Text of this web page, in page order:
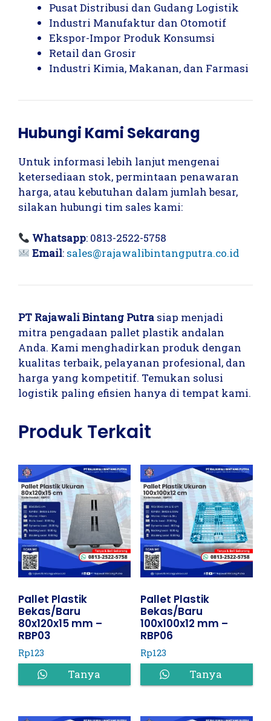
Pusat Distribusi dan Gudang Logistik
Industri Manufaktur dan Otomotif
Ekspor-Impor Produk Konsumsi
Retail dan Grosir
Industri Kimia, Makanan, dan Farmasi
Hubungi Kami Sekarang
Untuk informasi lebih lanjut mengenai
ketersediaan stok, permintaan penawaran
harga, atau kebutuhan dalam jumlah besar,
silakan hubungi tim sales kami:
Whatsapp: 0813-2522-5758
Email: sales@rajawalibintangputra.co.id
PT Rajawali Bintang Putra siap menjadi
mitra pengadaan pallet plastik andalan
Anda. Kami menghadirkan produk dengan
kualitas terbaik, pelayanan profesional, dan
harga yang kompetitif. Temukan solusi
logistik paling efisien hanya di tempat kami.
Produk Terkait
Pallet Plastik
Bekas/Baru
80x120x15 mm –
RBP03
Rp123
Tanya
Pallet Plastik
Bekas/Baru
100x100x12 mm –
RBP06
Rp123
Tanya